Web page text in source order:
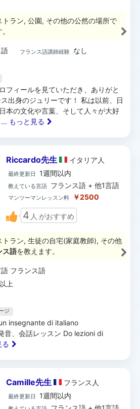
トラン, 公園, その他の公然の場所で
フランス語講師経験
なし
フィールを見ていただき、ありがと
出身のジュリーです！ 私は以前、日
本の文化や言葉、そして人々が大好
... もっと見る
Riccardo先生 イタリア 人
最終更新日 1週間以内
教えている言語 フランス語 + 他1言語
マンツーマンレッスン料 ￥2500
4 人 がおすすめ
トラン, 生徒の自宅(家庭教師), その他
ス語を教えます。
フランス語
上
ジ
insegnante di italiano
音、会話レッスン Do lezioni di
る
Camille先生 フランス 人
最終更新日 1週間以内